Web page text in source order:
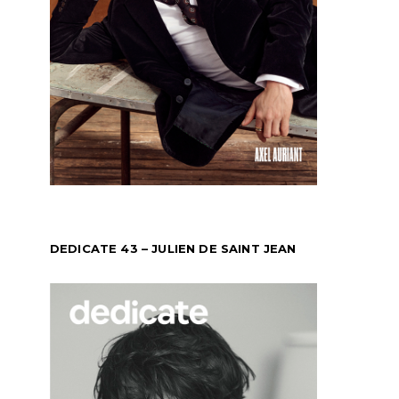
DEDICATE 43 – JULIEN DE SAINT JEAN